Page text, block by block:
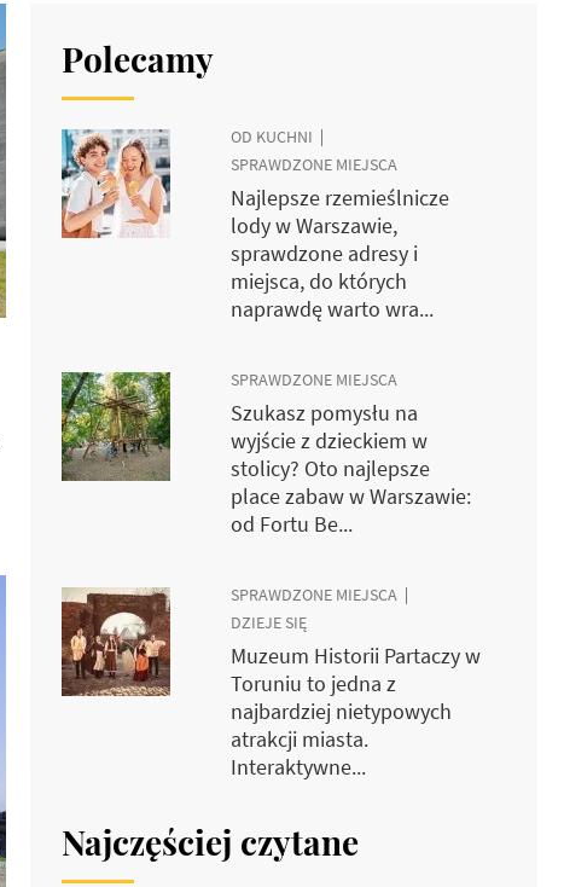
Polecamy
OD KUCHNI
SPRAWDZONE MIEJSCA
Najlepsze rzemieślnicze
lody w Warszawie,
sprawdzone adresy i
miejsca, do których
naprawdę warto wra...
SPRAWDZONE MIEJSCA
Szukasz pomysłu na
wyjście z dzieckiem w
stolicy? Oto najlepsze
place zabaw w Warszawie:
od Fortu Be...
SPRAWDZONE MIEJSCA
DZIEJE SIĘ
Muzeum Historii Partaczy w
Toruniu to jedna z
najbardziej nietypowych
atrakcji miasta.
Interaktywne...
Najczęściej czytane